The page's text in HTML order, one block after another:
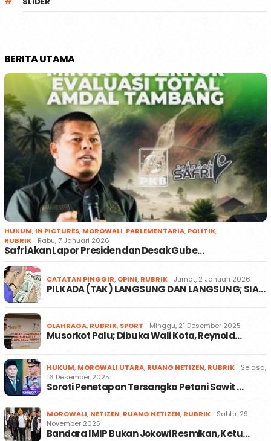
BERITA UTAMA
HUKUM, IN PICTURES, MOROWALI, PARLEMENTARIA, POLITIK,
RUBRIK
Rabu, 7 Januari 2026
Safri Akan Lapor Presiden dan Desak Gube…
CATATAN PINGGIR, OPINI, RUBRIK Jumat, 2 Januari 2026
PILKADA (TAK) LANGSUNG DAN LANGSUNG; SIA…
OLAHRAGA, RUBRIK, SPORT Minggu, 21 Desember 2025
Musorkot Palu; Dibuka Wali Kota, Reynold…
HUKUM, MOROWALI UTARA, RUANG NETIZEN, RUBRIK
Selasa,
16 Desember 2025
Soroti Penetapan Tersangka Petani Sawit …
MOROWALI, NETIZEN, RUANG NETIZEN, RUBRIK
Sabtu, 29
November 2025
Bandara IMIP Bukan Jokowi Resmikan, Ketu…